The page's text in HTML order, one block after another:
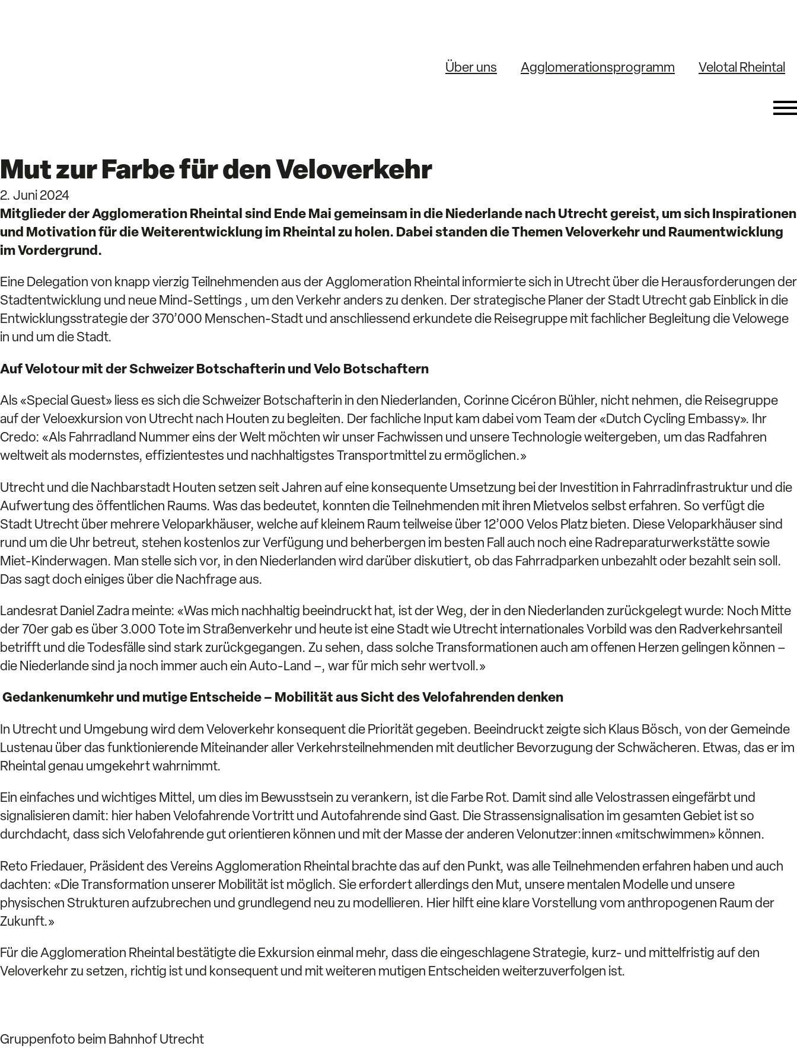
Über uns Agglomerationsprogramm Velotal Rheintal
Mut zur Farbe für den Veloverkehr
2. Juni 2024
Mitglieder der Agglomeration Rheintal sind Ende Mai gemeinsam in die Niederlande nach Utrecht gereist, um sich Inspirationen
und Motivation für die Weiterentwicklung im Rheintal zu holen. Dabei standen die Themen Veloverkehr und Raumentwicklung
im Vordergrund.
Eine Delegation von knapp vierzig Teilnehmenden aus der Agglomeration Rheintal informierte sich in Utrecht über die Herausforderungen der
Stadtentwicklung und neue Mind-Settings , um den Verkehr anders zu denken. Der strategische Planer der Stadt Utrecht gab Einblick in die
Entwicklungsstrategie der 370’000 Menschen-Stadt und anschliessend erkundete die Reisegruppe mit fachlicher Begleitung die Velowege
in und um die Stadt.
Auf Velotour mit der Schweizer Botschafterin und Velo Botschaftern
Als «Special Guest» liess es sich die Schweizer Botschafterin in den Niederlanden, Corinne Cicéron Bühler, nicht nehmen, die Reisegruppe
auf der Veloexkursion von Utrecht nach Houten zu begleiten. Der fachliche Input kam dabei vom Team der «Dutch Cycling Embassy». Ihr
Credo: «Als Fahrradland Nummer eins der Welt möchten wir unser Fachwissen und unsere Technologie weitergeben, um das Radfahren
weltweit als modernstes, effizientestes und nachhaltigstes Transportmittel zu ermöglichen.»
Utrecht und die Nachbarstadt Houten setzen seit Jahren auf eine konsequente Umsetzung bei der Investition in Fahrradinfrastruktur und die
Aufwertung des öffentlichen Raums. Was das bedeutet, konnten die Teilnehmenden mit ihren Mietvelos selbst erfahren. So verfügt die
Stadt Utrecht über mehrere Veloparkhäuser, welche auf kleinem Raum teilweise über 12’000 Velos Platz bieten. Diese Veloparkhäuser sind
rund um die Uhr betreut, stehen kostenlos zur Verfügung und beherbergen im besten Fall auch noch eine Radreparaturwerkstätte sowie
Miet-Kinderwagen. Man stelle sich vor, in den Niederlanden wird darüber diskutiert, ob das Fahrradparken unbezahlt oder bezahlt sein soll.
Das sagt doch einiges über die Nachfrage aus.
Landesrat Daniel Zadra meinte: «Was mich nachhaltig beeindruckt hat, ist der Weg, der in den Niederlanden zurückgelegt wurde: Noch Mitte
der 70er gab es über 3.000 Tote im Straßenverkehr und heute ist eine Stadt wie Utrecht internationales Vorbild was den Radverkehrsanteil
betrifft und die Todesfälle sind stark zurückgegangen. Zu sehen, dass solche Transformationen auch am offenen Herzen gelingen können –
die Niederlande sind ja noch immer auch ein Auto-Land –, war für mich sehr wertvoll.»
Gedankenumkehr und mutige Entscheide – Mobilität aus Sicht des Velofahrenden denken
In Utrecht und Umgebung wird dem Veloverkehr konsequent die Priorität gegeben. Beeindruckt zeigte sich Klaus Bösch, von der Gemeinde
Lustenau über das funktionierende Miteinander aller Verkehrsteilnehmenden mit deutlicher Bevorzugung der Schwächeren. Etwas, das er im
Rheintal genau umgekehrt wahrnimmt.
Ein einfaches und wichtiges Mittel, um dies im Bewusstsein zu verankern, ist die Farbe Rot. Damit sind alle Velostrassen eingefärbt und
signalisieren damit: hier haben Velofahrende Vortritt und Autofahrende sind Gast. Die Strassensignalisation im gesamten Gebiet ist so
durchdacht, dass sich Velofahrende gut orientieren können und mit der Masse der anderen Velonutzer:innen «mitschwimmen» können.
Reto Friedauer, Präsident des Vereins Agglomeration Rheintal brachte das auf den Punkt, was alle Teilnehmenden erfahren haben und auch
dachten: «Die Transformation unserer Mobilität ist möglich. Sie erfordert allerdings den Mut, unsere mentalen Modelle und unsere
physischen Strukturen aufzubrechen und grundlegend neu zu modellieren. Hier hilft eine klare Vorstellung vom anthropogenen Raum der
Zukunft.»
Für die Agglomeration Rheintal bestätigte die Exkursion einmal mehr, dass die eingeschlagene Strategie, kurz- und mittelfristig auf den
Veloverkehr zu setzen, richtig ist und konsequent und mit weiteren mutigen Entscheiden weiterzuverfolgen ist.
Gruppenfoto beim Bahnhof Utrecht